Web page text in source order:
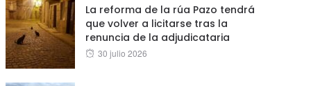
La reforma de la rúa Pazo tendrá
que volver a licitarse tras la
renuncia de la adjudicataria
Posted
30 julio 2026